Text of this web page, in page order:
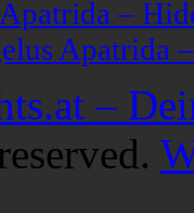
–
Apatrida
–